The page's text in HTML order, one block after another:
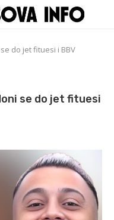
do jet fituesi i BBV
se do jet fituesi